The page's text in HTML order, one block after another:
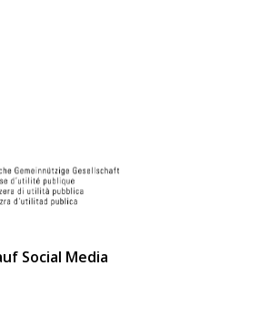
Social Media